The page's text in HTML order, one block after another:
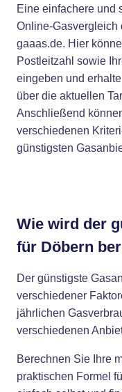
Eine einfachere und
Online-Gasvergleich
gaaas.de. Hier
Postleitzahl sowie
eingeben und
über die aktuellen
Anschließend
verschiedenen
günstigsten
Wie wird der
für Döbern
Der günstigste
verschiedener
jährlichen
verschiedenen
Berechnen Sie Ihre
praktischen Formel